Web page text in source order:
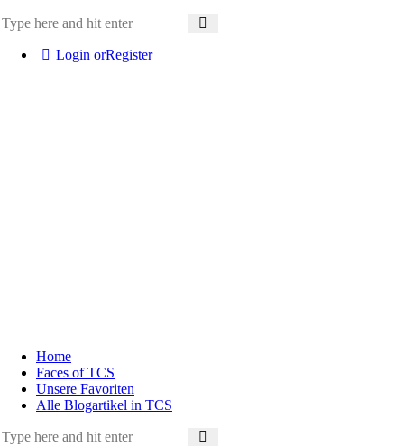
Login orRegister
Home
Faces of TCS
Unsere Favoriten
Alle Blogartikel in TCS